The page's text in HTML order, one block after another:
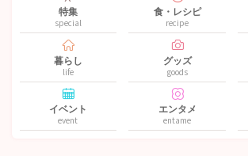
特集
special
食・レシピ
recipe
暮らし
life
グッズ
goods
イベント
event
エンタメ
entame